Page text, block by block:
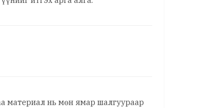
материал нь мөн ямар шалгуураар